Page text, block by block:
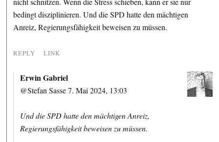
bedingt disziplinieren. Und die SPD hatte den mächtigen
Anreiz, Regierungsfähigkeit beweisen zu müssen.
REPLY LINK
Erwin Gabriel
@Stefan Sasse 7. Mai 2024, 13:03
Und die SPD hatte den mächtigen Anreiz,
Regierungsfähigkeit beweisen zu müssen.